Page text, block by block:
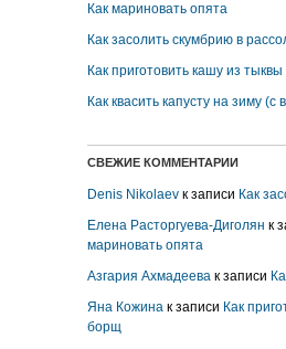
Как мариновать опята
Как засолить скумбрию в
Как приготовить кашу из тыквы
Как квасить капусту на зиму (с
СВЕЖИЕ КОММЕНТАРИИ
Denis Nikolaev к записи Как
Елена Расторгуева-Диголян к
мариновать опята
Азгария Ахмадеева к записи
Яна Кожина к записи Как
борщ